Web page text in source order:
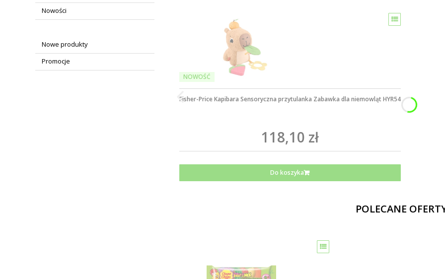
Nowości
Nowe produkty
Promocje
NOWOŚĆ
Fisher-Price Kapibara Sensoryczna przytulanka Zabawka dla niemowląt HYR54
118,10 zł
Do koszyka
POLECANE